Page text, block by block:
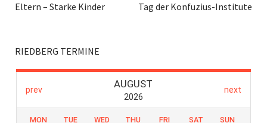
Eltern – Starke Kinder
Tag der Konfuzius-Institute
RIEDBERG TERMINE